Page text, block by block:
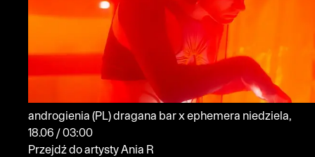
androgienia (PL)dragana bar x ephemera niedziela,
18.06 / 03:00
Przejdź do artysty Ania R